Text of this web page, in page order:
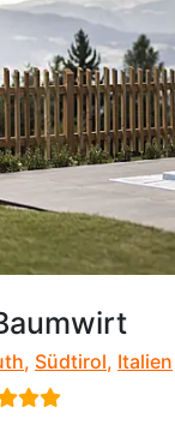
, Südtirol, Italien